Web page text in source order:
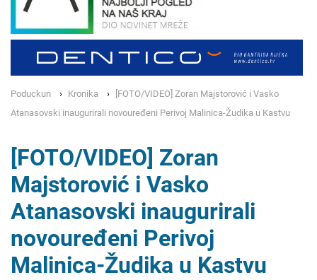
Poduckun Kronika
[FOTO/VIDEO] Zoran Majstorović i Vasko
Atanasovski inaugurirali novouređeni Perivoj Malinica-Žudika u Kastvu
[FOTO/VIDEO] Zoran
Majstorović i Vasko
Atanasovski inaugurirali
novouređeni Perivoj
Malinica-Žudika u Kastvu